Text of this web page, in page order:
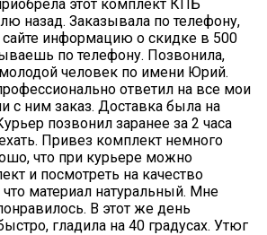
этот комплект КПБ
назад. Заказывала по телефону,
сайте информацию о скидке в 500
по телефону. Позвонила,
человек по имени Юрий.
ответил на все мои
с ним заказ. Доставка была на
позвонил заранее за 2 часа
Привез комплект немного
что при курьере можно
и посмотреть на качество
материал натуральный. Мне
В этот же день
гладила на 40 градусах. Утюг